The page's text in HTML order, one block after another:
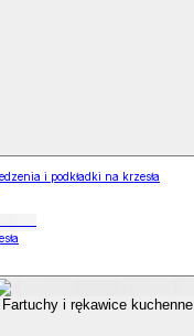
i podkładki na krzesła
Fartuchy i rękawice kuchenne